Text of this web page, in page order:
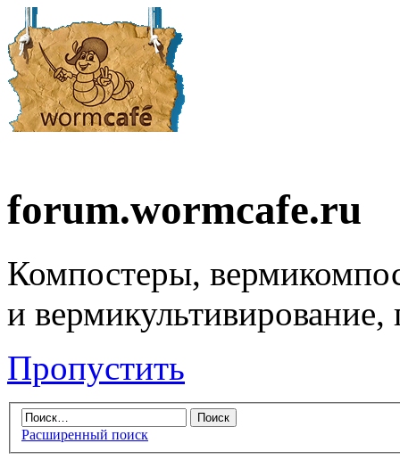
forum.wormcafe.ru
Компостеры,
и
Пропустить
Расширенный поиск